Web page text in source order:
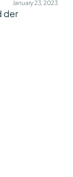
January 23, 2023
der